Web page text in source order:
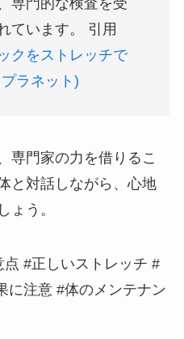
ています。 引用
クをストレッチで
ラネット)
専門家の力を借りるこ
と対話しながら、心地
ょう。
#正しいストレッチ #
に注意 #体のメンテナン